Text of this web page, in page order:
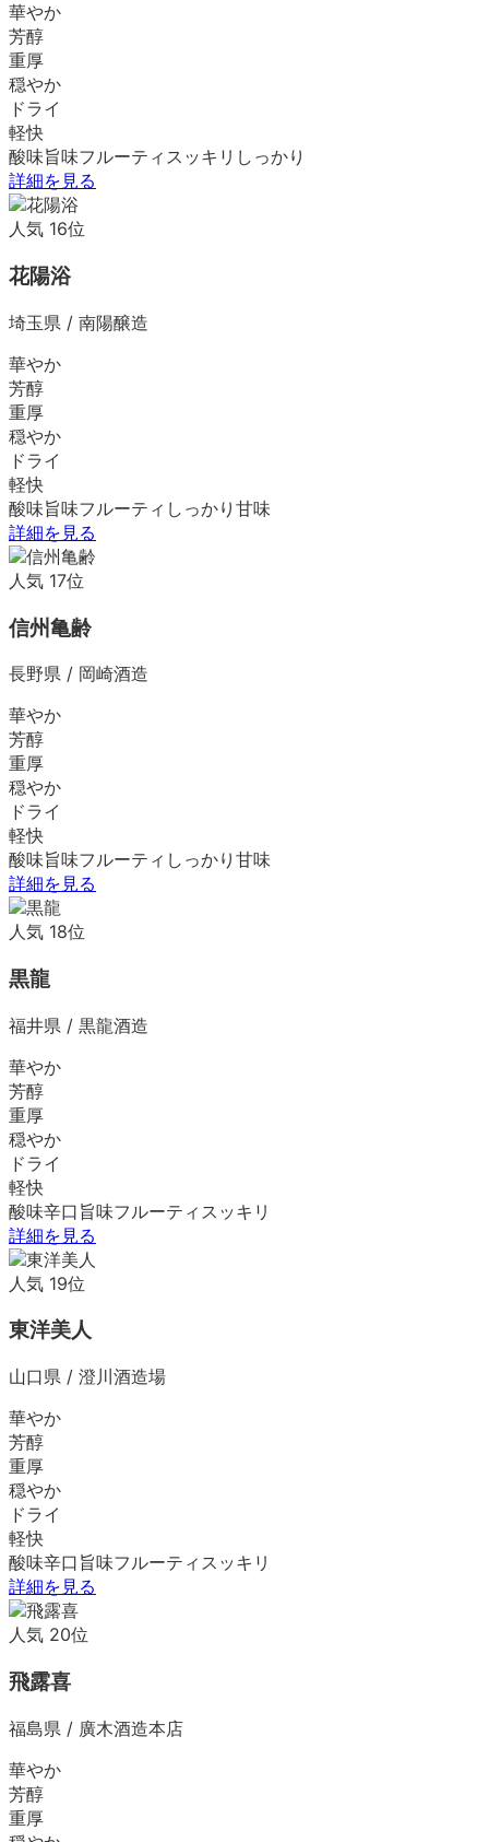
華やか
芳醇
重厚
穏やか
ドライ
軽快
酸味旨味フルーティ スッキリ しっかり
詳細を見る
人気 16位
花陽浴
埼玉県 / 南陽醸造
華やか
芳醇
重厚
穏やか
ドライ
軽快
酸味旨味フルーティ しっかり 甘味
詳細を見る
人気 17位
信州亀齢
長野県 / 岡崎酒造
華やか
芳醇
重厚
穏やか
ドライ
軽快
酸味旨味フルーティ しっかり 甘味
詳細を見る
人気 18位
黒龍
福井県 / 黒龍酒造
華やか
芳醇
重厚
穏やか
ドライ
軽快
酸味辛口 旨味フルーティ スッキリ
詳細を見る
人気 19位
東洋美人
山口県 / 澄川酒造場
華やか
芳醇
重厚
穏やか
ドライ
軽快
酸味辛口 旨味フルーティ スッキリ
詳細を見る
人気 20位
飛露喜
福島県 / 廣木酒造本店
華やか
芳醇
重厚